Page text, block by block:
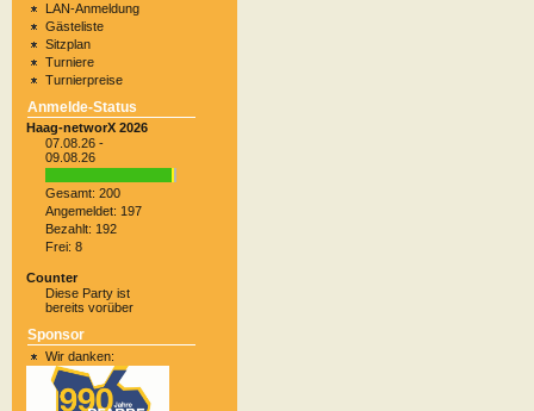
LAN-Anmeldung
Gästeliste
Sitzplan
Turniere
Turnierpreise
Anmelde-Status
Haag-networX 2026
07.08.26 -
09.08.26
Gesamt: 200
Angemeldet: 197
Bezahlt: 192
Frei: 8
Counter
Diese Party ist
bereits vorüber
Sponsor
Wir danken: